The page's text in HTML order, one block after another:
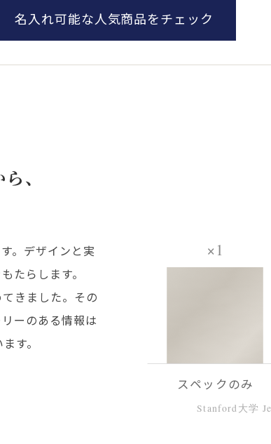
名入れ可能な人気商品をチェック
、
。デザインと実
たらします。
きました。その
ーのある情報は
す。
×1
スペックのみ
Stanford大学